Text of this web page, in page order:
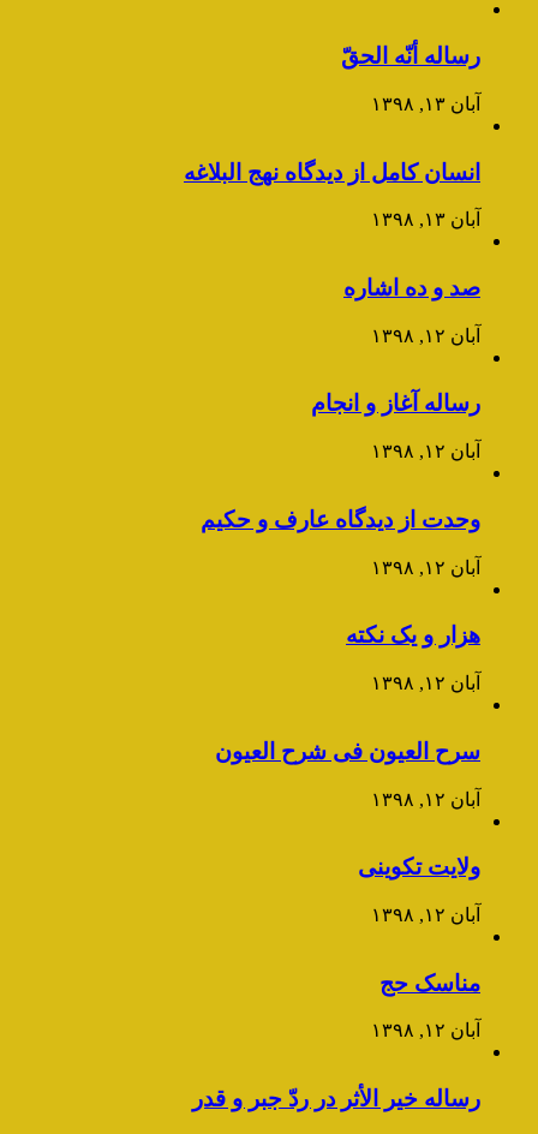
رساله أنّه الحقّ
آبان ۱۳, ۱۳۹۸
انسان کامل از دیدگاه نهج البلاغه
آبان ۱۳, ۱۳۹۸
صد و ده اشاره
آبان ۱۲, ۱۳۹۸
رساله آغاز و انجام
آبان ۱۲, ۱۳۹۸
وحدت از دیدگاه عارف و حکیم
آبان ۱۲, ۱۳۹۸
هزار و یک نکته
آبان ۱۲, ۱۳۹۸
سرح العیون فی شرح العیون
آبان ۱۲, ۱۳۹۸
ولایت تکوینی
آبان ۱۲, ۱۳۹۸
مناسک حج
آبان ۱۲, ۱۳۹۸
رساله خیر الأثر در ردّ جبر و قدر